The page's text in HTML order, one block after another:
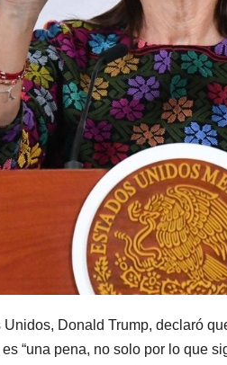
Donald Trump, declaró
“una pena, no solo por lo que